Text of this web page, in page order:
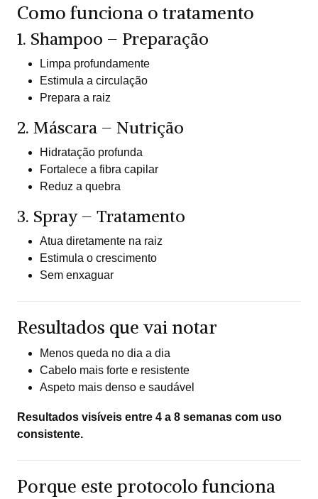
Como funciona o tratamento
1. Shampoo – Preparação
Limpa profundamente
Estimula a circulação
Prepara a raiz
2. Máscara – Nutrição
Hidratação profunda
Fortalece a fibra capilar
Reduz a quebra
3. Spray – Tratamento
Atua diretamente na raiz
Estimula o crescimento
Sem enxaguar
Resultados que vai notar
Menos queda no dia a dia
Cabelo mais forte e resistente
Aspeto mais denso e saudável
Resultados visíveis entre 4 a 8 semanas com uso
consistente.
Porque este protocolo funciona